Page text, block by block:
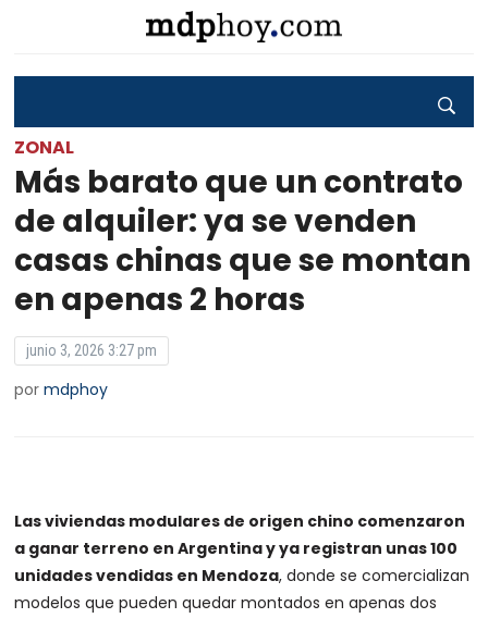
ZONAL
Más barato que un contrato
de alquiler: ya se venden
casas chinas que se montan
en apenas 2 horas
junio 3, 2026 3:27 pm
pormdphoy
Las viviendas modulares de origen chino comenzaron
a ganar terreno en Argentina y ya registran unas 100
unidades vendidas en Mendoza, donde se comercializan
modelos que pueden quedar montados en apenas dos